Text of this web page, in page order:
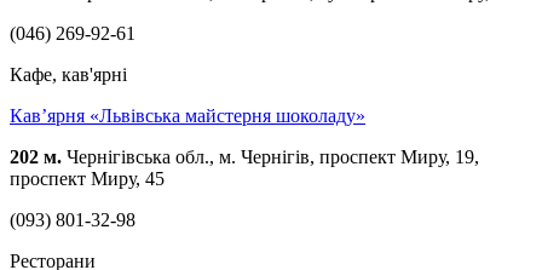
(046) 269-92-61
Кафе, кав'ярні
Кав’ярня «Львівська майстерня шоколаду»
202 м. Чернігівська обл., м. Чернігів, проспект Миру, 19,
проспект Миру, 45
(093) 801-32-98
Ресторани